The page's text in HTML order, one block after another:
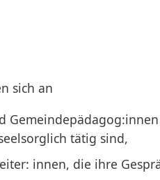
sich an
tätig sind,
innen, die ihre